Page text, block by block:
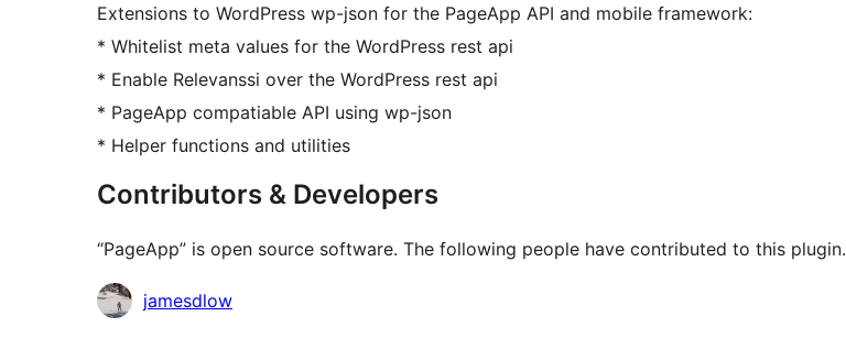
Extensions to WordPress wp-json for the PageApp API and mobile framework:
* Whitelist meta values for the WordPress rest api
* Enable Relevanssi over the WordPress rest api
* PageApp compatiable API using wp-json
* Helper functions and utilities
Contributors & Developers
“PageApp” is open source software. The following people have contributed to this plugin.
Contributors
jamesdlow